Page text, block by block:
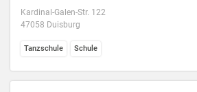
Kardinal-Galen-Str. 122
47058 Duisburg
Tanzschule Schule